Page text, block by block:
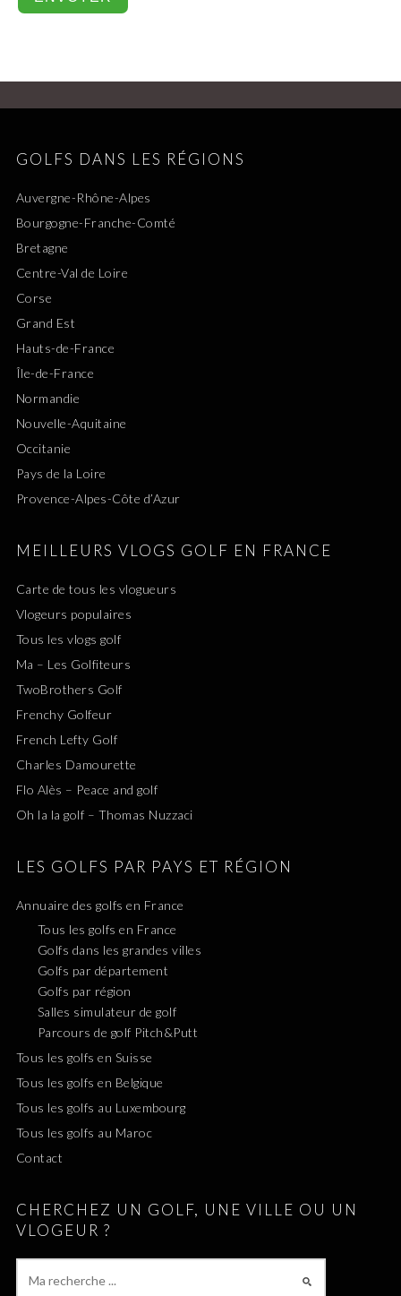
GOLFS DANS LES RÉGIONS
Auvergne-Rhône-Alpes
Bourgogne-Franche-Comté
Bretagne
Centre-Val de Loire
Corse
Grand Est
Hauts-de-France
Île-de-France
Normandie
Nouvelle-Aquitaine
Occitanie
Pays de la Loire
Provence-Alpes-Côte d’Azur
MEILLEURS VLOGS GOLF EN FRANCE
Carte de tous les vlogueurs
Vlogeurs populaires
Tous les vlogs golf
Ma – Les Golfiteurs
TwoBrothers Golf
Frenchy Golfeur
French Lefty Golf
Charles Damourette
Flo Alès – Peace and golf
Oh la la golf – Thomas Nuzzaci
LES GOLFS PAR PAYS ET RÉGION
Annuaire des golfs en France
Tous les golfs en France
Golfs dans les grandes villes
Golfs par département
Golfs par région
Salles simulateur de golf
Parcours de golf Pitch&Putt
Tous les golfs en Suisse
Tous les golfs en Belgique
Tous les golfs au Luxembourg
Tous les golfs au Maroc
Contact
CHERCHEZ UN GOLF, UNE VILLE OU UN
VLOGEUR ?